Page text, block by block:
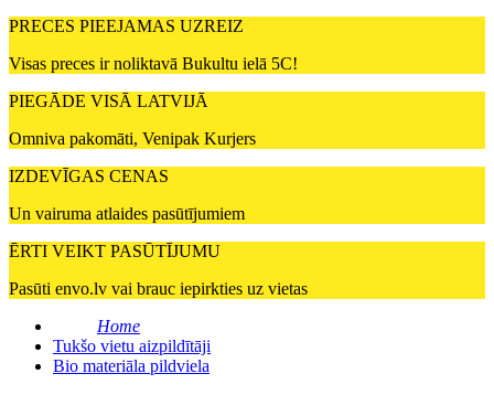
PRECES PIEEJAMAS UZREIZ
Visas preces ir noliktavā Bukultu ielā 5C!
PIEGĀDE VISĀ LATVIJĀ
Omniva pakomāti, Venipak Kurjers
IZDEVĪGAS CENAS
Un vairuma atlaides pasūtījumiem
ĒRTI VEIKT PASŪTĪJUMU
Pasūti envo.lv vai brauc iepirkties uz vietas
Home
Tukšo vietu aizpildītāji
Bio materiāla pildviela